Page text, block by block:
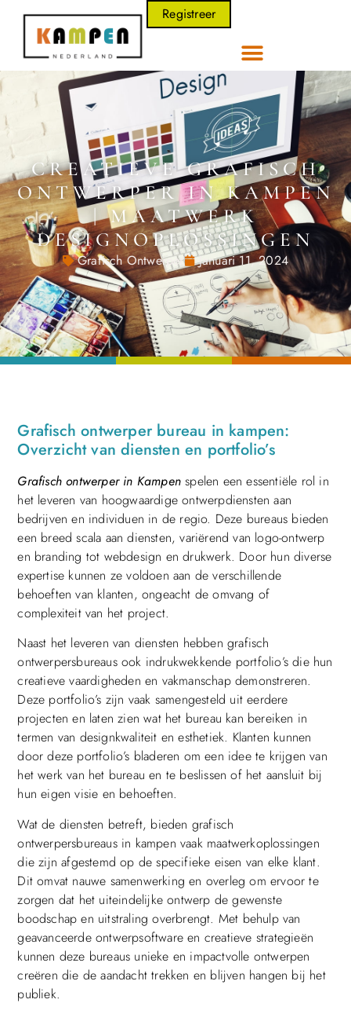
Registreer
CREATIEVE GRAFISCH
ONTWERPER IN KAMPEN
| MAATWERK
DESIGNOPLOSSINGEN
Grafisch Ontwerper Januari 11, 2024
Grafisch ontwerper bureau in kampen:
Overzicht van diensten en portfolio’s
Grafisch ontwerper in Kampen spelen een essentiële rol in
het leveren van hoogwaardige ontwerpdiensten aan
bedrijven en individuen in de regio. Deze bureaus bieden
een breed scala aan diensten, variërend van logo-ontwerp
en branding tot webdesign en drukwerk. Door hun diverse
expertise kunnen ze voldoen aan de verschillende
behoeften van klanten, ongeacht de omvang of
complexiteit van het project.
Naast het leveren van diensten hebben grafisch
ontwerpersbureaus ook indrukwekkende portfolio’s die hun
creatieve vaardigheden en vakmanschap demonstreren.
Deze portfolio’s zijn vaak samengesteld uit eerdere
projecten en laten zien wat het bureau kan bereiken in
termen van designkwaliteit en esthetiek. Klanten kunnen
door deze portfolio’s bladeren om een idee te krijgen van
het werk van het bureau en te beslissen of het aansluit bij
hun eigen visie en behoeften.
Wat de diensten betreft, bieden grafisch
ontwerpersbureaus in kampen vaak maatwerkoplossingen
die zijn afgestemd op de specifieke eisen van elke klant.
Dit omvat nauwe samenwerking en overleg om ervoor te
zorgen dat het uiteindelijke ontwerp de gewenste
boodschap en uitstraling overbrengt. Met behulp van
geavanceerde ontwerpsoftware en creatieve strategieën
kunnen deze bureaus unieke en impactvolle ontwerpen
creëren die de aandacht trekken en blijven hangen bij het
publiek.